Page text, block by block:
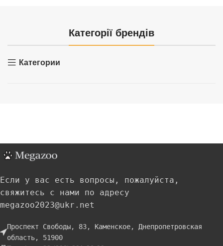
Категорії брендів
Категории
Если у вас есть вопросы, пожалуйста,
свяжитесь с нами по адресу
megazoo2023@ukr.net
Проспект Свободы, 83, Каменское, Днепропетровская
область, 51900